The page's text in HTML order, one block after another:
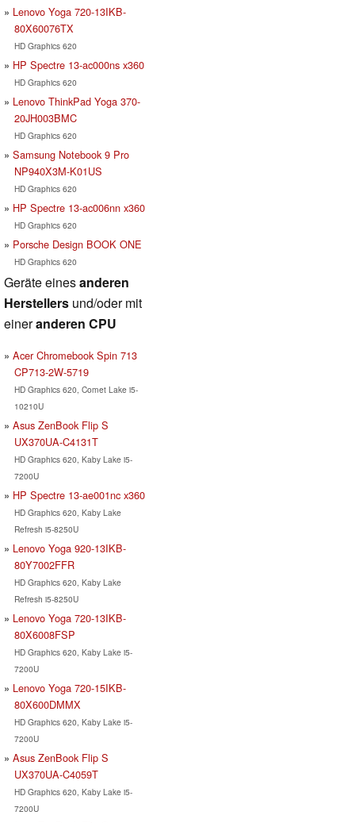
Lenovo Yoga 720-13IKB-
80X60076TX
HD Graphics 620
HP Spectre 13-ac000ns x360
HD Graphics 620
Lenovo ThinkPad Yoga 370-
20JH003BMC
HD Graphics 620
Samsung Notebook 9 Pro
NP940X3M-K01US
HD Graphics 620
HP Spectre 13-ac006nn x360
HD Graphics 620
Porsche Design BOOK ONE
HD Graphics 620
Geräte einesanderen
Herstellers und/oder mit
eineranderen CPU
Acer Chromebook Spin 713
CP713-2W-5719
HD Graphics 620, Comet Lake i5-
10210U
Asus ZenBook Flip S
UX370UA-C4131T
HD Graphics 620, Kaby Lake i5-
7200U
HP Spectre 13-ae001nc x360
HD Graphics 620, Kaby Lake
Refresh i5-8250U
Lenovo Yoga 920-13IKB-
80Y7002FFR
HD Graphics 620, Kaby Lake
Refresh i5-8250U
Lenovo Yoga 720-13IKB-
80X6008FSP
HD Graphics 620, Kaby Lake i5-
7200U
Lenovo Yoga 720-15IKB-
80X600DMMX
HD Graphics 620, Kaby Lake i5-
7200U
Asus ZenBook Flip S
UX370UA-C4059T
HD Graphics 620, Kaby Lake i5-
7200U